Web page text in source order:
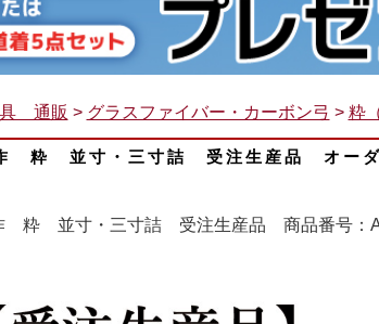
通販 > グラスファイバー・カーボン弓 > 粋
粋 並寸・三寸詰 受注生産品 オー
粋 並寸・三寸詰 受注生産品 商品番号：